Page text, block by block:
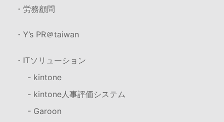
・労務顧問
・Y’s PR＠taiwan
・ITソリューション
- kintone
- kintone人事評価システム
- Garoon